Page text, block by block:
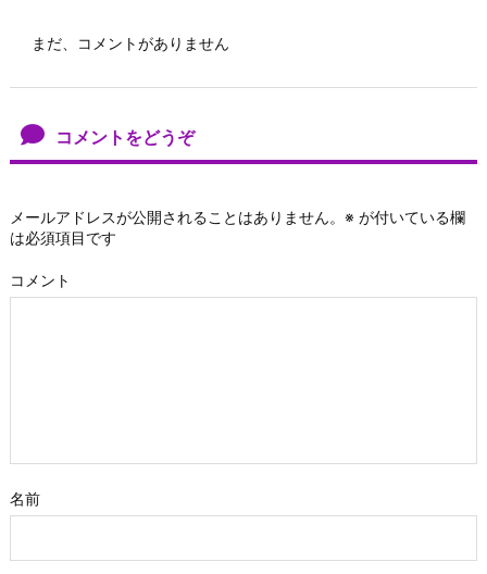
まだ、コメントがありません
コメントをどうぞ
メールアドレスが公開されることはありません。 ※ が付いている欄
は必須項目です
コメント
名前